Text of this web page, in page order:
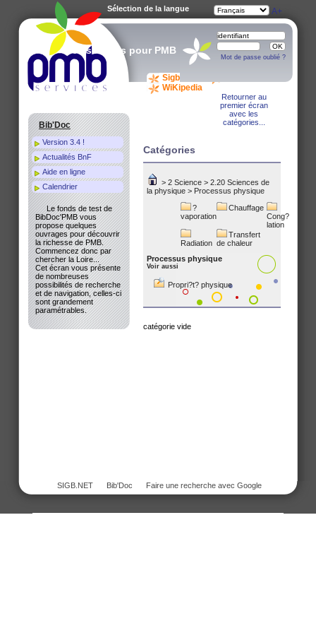
Sigb.Net
WiKipedia
Des services pour PMB
Retourner au
premier écran
avec les
catégories...
Catégories
> 2 Science > 2.20 Sciences de
la physique > Processus physique
?
vaporation
Chauffage
Cong?
lation
Radiation
Transfert
de chaleur
Processus physique
Voir aussi
Propri?t? physique
catégorie vide
SIGB.NET Bib'Doc Faire une recherche avec Google
Bib'Doc
Version 3.4 !
Actualités BnF
Aide en ligne
Calendrier
Le fonds de test de
BibDoc'PMB vous
propose quelques
ouvrages pour découvrir
la richesse de PMB.
Commencez donc par
chercher la Loire...
Cet écran vous présente
de nombreuses
possibilités de recherche
et de navigation, celles-ci
sont grandement
paramétrables.
A A+
Sélection de la langue
Mot de passe oublié ?